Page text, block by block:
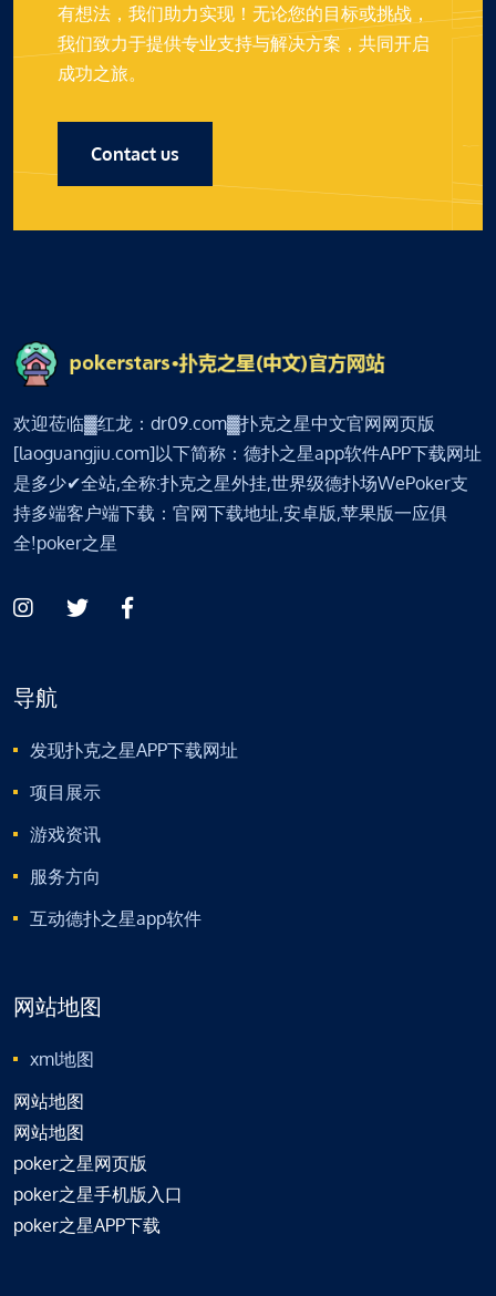
有想法，我们助力实现！无论您的目标或挑战，
我们致力于提供专业支持与解决方案，共同开启
成功之旅。
Contact us
欢迎莅临▓红龙：dr09.com▓扑克之星中文官网网页版
[laoguangjiu.com]以下简称：德扑之星app软件APP下载网址
是多少✔全站,全称:扑克之星外挂,世界级德扑场WePoker支
持多端客户端下载：官网下载地址,安卓版,苹果版一应俱
全!poker之星
导航
发现扑克之星APP下载网址
项目展示
游戏资讯
服务方向
互动德扑之星app软件
网站地图
xml地图
网站地图
网站地图
poker之星网页版
poker之星手机版入口
poker之星APP下载